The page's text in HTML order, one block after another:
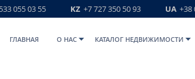
055 03 55 KZ +7 727 350 50 93 UA +38
ГЛАВНАЯ O НАС КАТАЛОГ НЕДВИЖИМОСТИ